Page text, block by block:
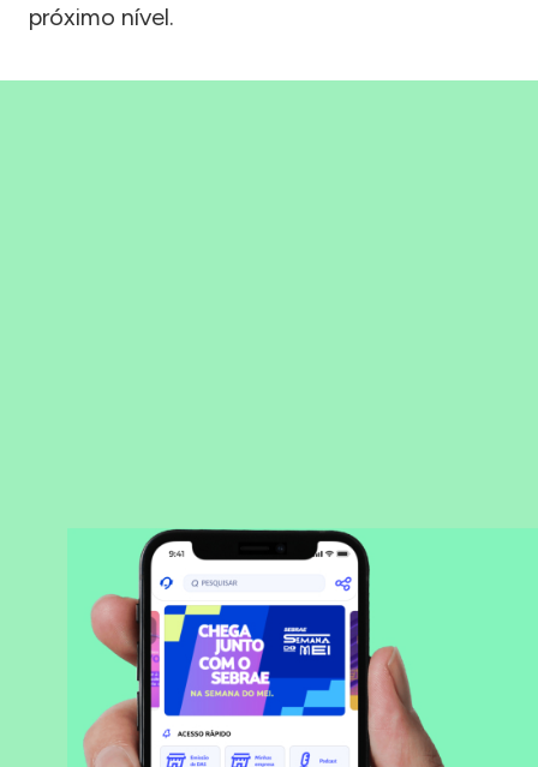
próximo nível.